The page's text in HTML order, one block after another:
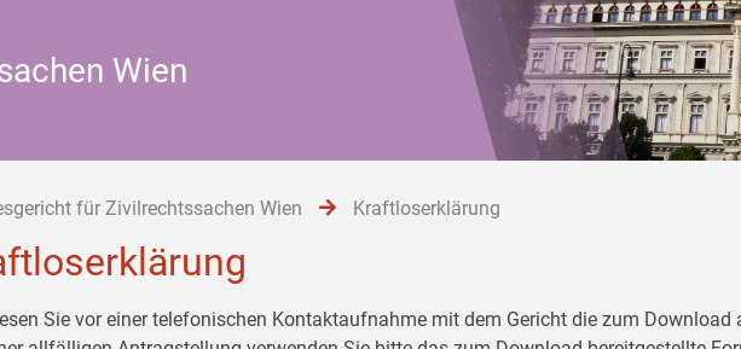
Wien
für Zivilrechtssachen Wien Kraftloserklärung
Sie vor einer telefonischen Kontaktaufnahme mit dem Gericht die zum Download